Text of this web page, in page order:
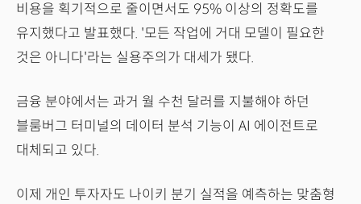
비용을 획기적으로 줄이면서도 95% 이상의 정확도를
유지했다고 발표했다. '모든 작업에 거대 모델이 필요한
것은 아니다'라는 실용주의가 대세가 됐다.
금융 분야에서는 과거 월 수천 달러를 지불해야 하던
블룸버그 터미널의 데이터 분석 기능이 AI 에이전트로
대체되고 있다.
이제 개인 투자자도 나이키 분기 실적을 예측하는 맞춤형